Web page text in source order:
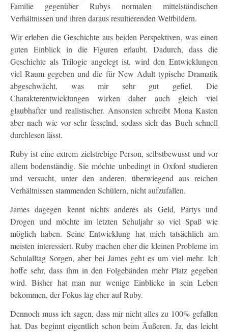
Familie gegenüber Rubys normalen mittelständischen
Verhältnissen und ihren daraus resultierenden Weltbildern.
Wir erleben die Geschichte aus beiden Perspektiven, was einen
guten Einblick in die Figuren erlaubt. Dadurch, dass die
Geschichte als Trilogie angelegt ist, wird den Entwicklungen
viel Raum gegeben und die für New Adult typische Dramatik
abgeschwächt, was mir sehr gut gefiel. Die
Charakterentwicklungen wirken daher auch gleich viel
glaubhafter und realistischer. Ansonsten schreibt Mona Kasten
aber nach wie vor sehr fesselnd, sodass sich das Buch schnell
durchlesen lässt.
Ruby ist eine extrem zielstrebige Person, selbstbewusst und vor
allem bodenständig. Sie möchte unbedingt in Oxford studieren
und versucht, unter den anderen, überwiegend aus reichen
Verhältnissen stammenden Schülern, nicht aufzufallen.
James dagegen kennt nichts anderes als Geld, Partys und
Drogen und möchte im letzten Schuljahr so viel Spaß wie
möglich haben. Seine Entwicklung hat mich tatsächlich am
meisten interessiert. Ruby machen eher die kleinen Probleme im
Schulalltag Sorgen, aber bei James geht es um viel mehr. Ich
hoffe sehr, dass ihm in den Folgebänden mehr Platz gegeben
wird. Bisher hat man nur wenige Einblicke in sein Leben
bekommen, der Fokus lag eher auf Ruby.
Dennoch muss ich sagen, dass mir nicht alles zu 100% gefallen
hat. Das beginnt eigentlich schon beim Äußeren. Ja, das leicht